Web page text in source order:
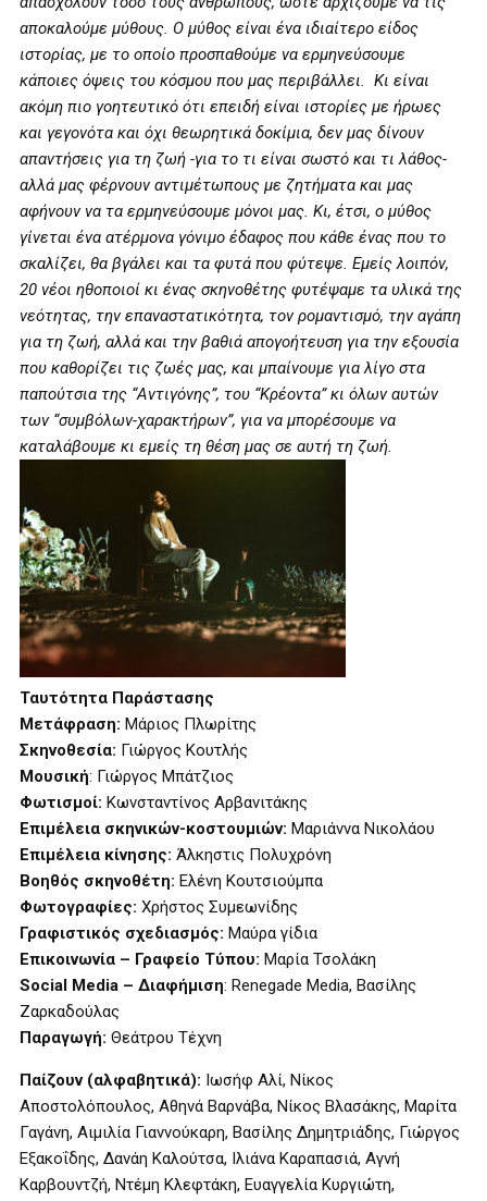
αποκαλούμε μύθους. Ο μύθος είναι ένα ιδιαίτερο είδος
ιστορίας, με το οποίο προσπαθούμε να ερμηνεύσουμε
κάποιες όψεις του κόσμου που μας περιβάλλει. Κι είναι
ακόμη πιο γοητευτικό ότι επειδή είναι ιστορίες με ήρωες
και γεγονότα και όχι θεωρητικά δοκίμια, δεν μας δίνουν
απαντήσεις για τη ζωή -για το τι είναι σωστό και τι λάθος-
αλλά μας φέρνουν αντιμέτωπους με ζητήματα και μας
αφήνουν να τα ερμηνεύσουμε μόνοι μας. Κι, έτσι, ο μύθος
γίνεται ένα ατέρμονα γόνιμο έδαφος που κάθε ένας που το
σκαλίζει, θα βγάλει και τα φυτά που φύτεψε. Εμείς λοιπόν,
20 νέοι ηθοποιοί κι ένας σκηνοθέτης φυτέψαμε τα υλικά της
νεότητας, την επαναστατικότητα, τον ρομαντισμό, την αγάπη
για τη ζωή, αλλά και την βαθιά απογοήτευση για την εξουσία
που καθορίζει τις ζωές μας, και μπαίνουμε για λίγο στα
παπούτσια της “Αντιγόνης”, του “Κρέοντα” κι όλων αυτών
των “συμβόλων-χαρακτήρων”, για να μπορέσουμε να
καταλάβουμε κι εμείς τη θέση μας σε αυτή τη ζωή.
Ταυτότητα Παράστασης
Μετάφραση: Μάριος Πλωρίτης
Σκηνοθεσία: Γιώργος Κουτλής
Μουσική: Γιώργος Μπάτζιος
Φωτισμοί: Κωνσταντίνος Αρβανιτάκης
Επιμέλεια σκηνικών-κοστουμιών: Μαριάννα Νικολάου
Επιμέλεια κίνησης: Άλκηστις Πολυχρόνη
Βοηθός σκηνοθέτη: Ελένη Κουτσιούμπα
Φωτογραφίες: Χρήστος Συμεωνίδης
Γραφιστικός σχεδιασμός: Μαύρα γίδια
Επικοινωνία – Γραφείο Τύπου: Μαρία Τσολάκη
Social Media – Διαφήμιση: Renegade Media, Βασίλης
Ζαρκαδούλας
Παραγωγή: Θεάτρου Τέχνη
Παίζουν (αλφαβητικά): Ιωσήφ Αλί, Νίκος
Αποστολόπουλος, Αθηνά Βαρνάβα, Νίκος Βλασάκης, Μαρίτα
Γαγάνη, Αιμιλία Γιαννούκαρη, Βασίλης Δημητριάδης, Γιώργος
Εξακοΐδης, Δανάη Καλούτσα, Ιλιάνα Καραπασιά, Αγνή
Καρβουντζή, Ντέμη Κλεφτάκη, Ευαγγελία Κυργιώτη,